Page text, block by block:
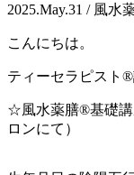
2025.May.31 / 風水
こんにちは。
ティーセラピスト®
☆風水薬膳®基礎講
ロンにて）